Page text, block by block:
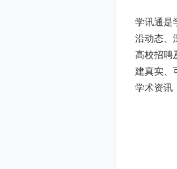
学讯通是
沿动态、
高校招聘
建真实、
学术资讯